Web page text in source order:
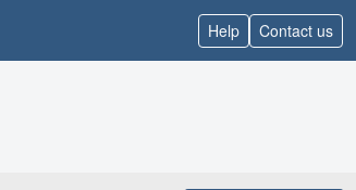
Help Contact us